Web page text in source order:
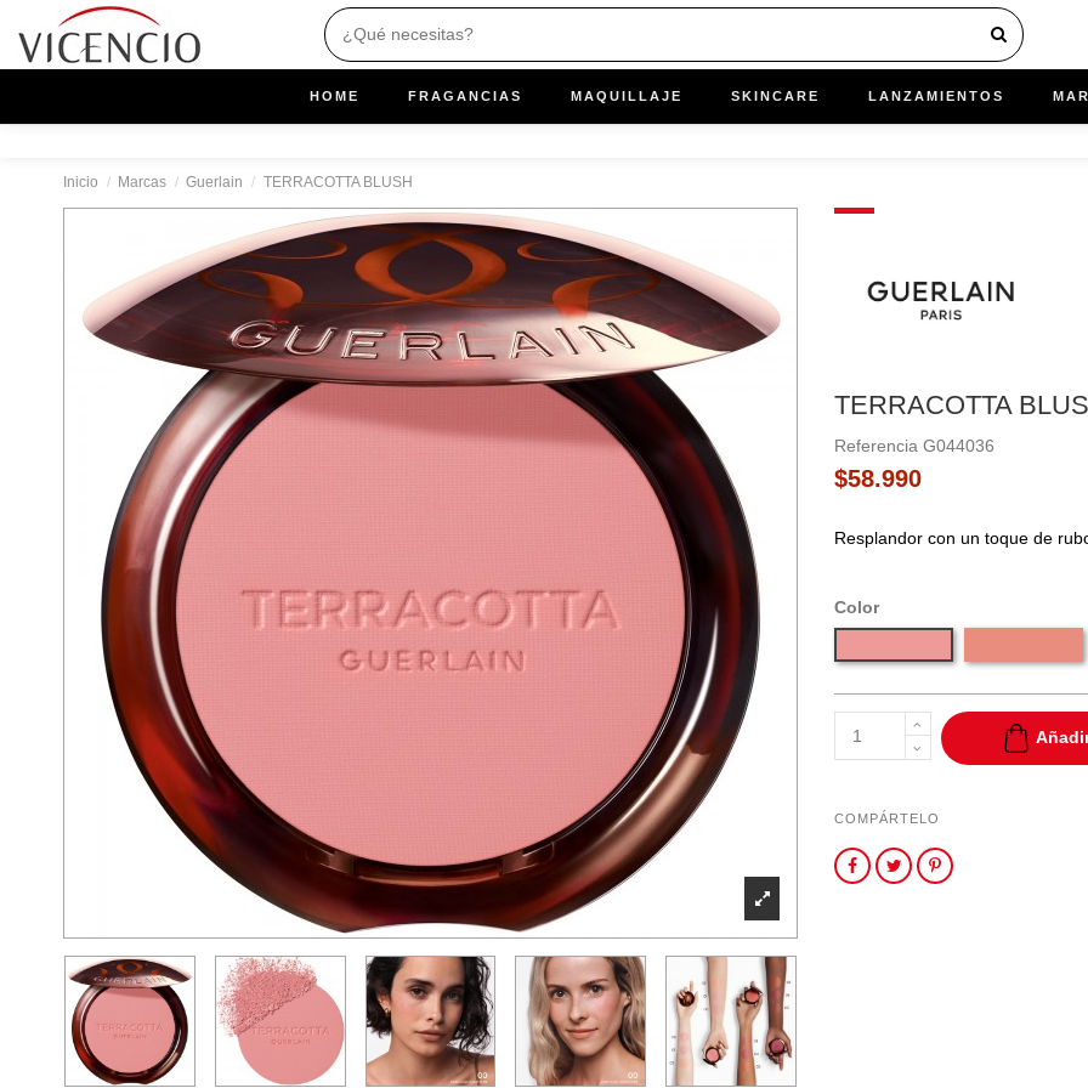
HOME FRAGANCIAS MAQUILLAJE SKINCARE LANZAMIENTOS
Inicio Marcas Guerlain TERRACOTTA BLUSH
TERRACOTTA
Referencia G044036
$58.990
Resplandor con un toque de
Color
Light Nude
COMPÁRTELO